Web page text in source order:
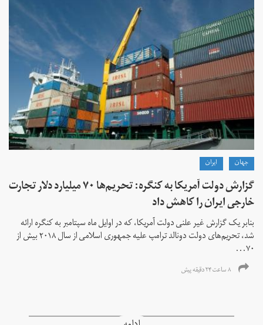
جهان ايران
گزارش دولت آمریکا به کنگره: تحریم‌ها ۷۰ میلیارد دلار تجارت
خارجی ایران را کاهش داد
بنابر یک گزارش غیر علنی دولت آمریکا، که در اوایل ماه سپتامبر به کنگره ارائه
شد، تحریم‌های دولت دونالد ترامپ علیه جمهوری اسلامی از سال ۲۰۱۸ بیش از
۷۰...
۸ ساعت ۲۴ دقیقه پیش